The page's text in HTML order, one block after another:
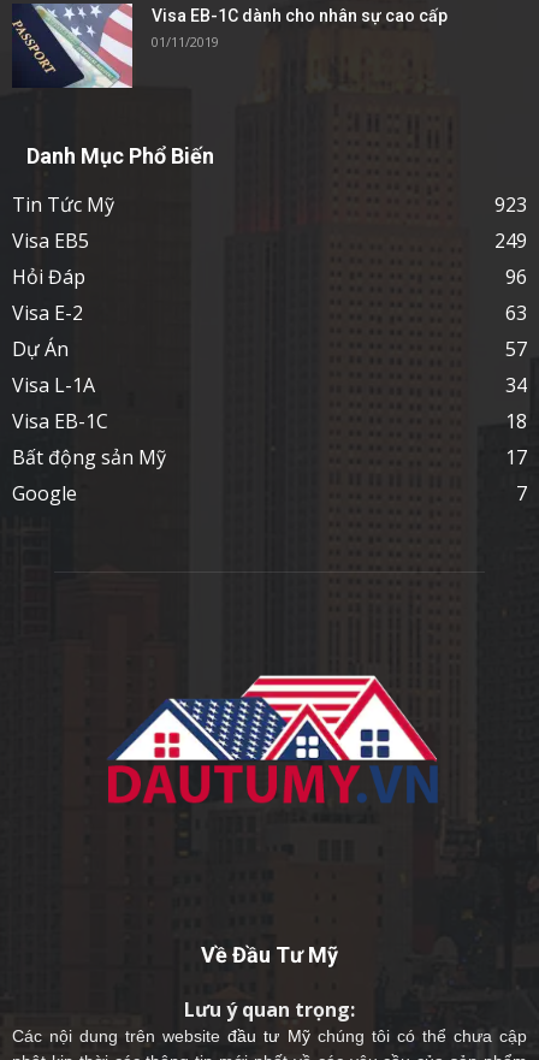
Visa EB-1C dành cho nhân sự cao cấp
01/11/2019
Danh Mục Phổ Biến
Tin Tức Mỹ
923
Visa EB5
249
Hỏi Đáp
96
Visa E-2
63
Dự Án
57
Visa L-1A
34
Visa EB-1C
18
Bất động sản Mỹ
17
Google
7
Về Đầu Tư Mỹ
Lưu ý quan trọng:
Các nội dung trên websiteđầu tư Mỹchúng tôi có thể chưa cập